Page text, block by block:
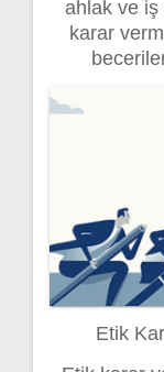
ahlak ve iş
karar
Etik